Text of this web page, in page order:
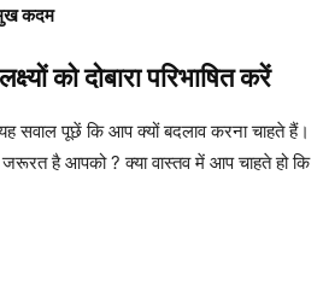
कदम
को दोबारा परिभाषित करें
पूछें कि आप क्यों बदलाव करना चाहते हैं।
है आपको ? क्या वास्तव में आप चाहते हो कि